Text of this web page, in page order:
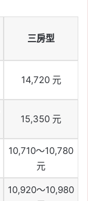
三房型
14,720 元
15,350 元
10,710～10,780
元
10,920～10,980